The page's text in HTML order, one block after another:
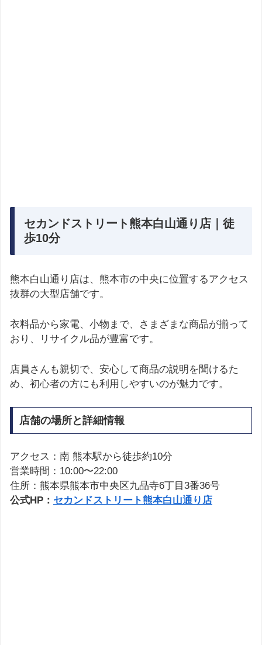
セカンドストリート熊本白山通り店｜徒
歩10分
熊本白山通り店は、熊本市の中央に位置するアクセス
抜群の大型店舗です。
衣料品から家電、小物まで、さまざまな商品が揃って
おり、リサイクル品が豊富です。
店員さんも親切で、安心して商品の説明を聞けるた
め、初心者の方にも利用しやすいのが魅力です。
店舗の場所と詳細情報
アクセス：南 熊本駅から徒歩約10分
営業時間：10:00〜22:00
住所：熊本県熊本市中央区九品寺6丁目3番36号
公式HP： セカンドストリート熊本白山通り店